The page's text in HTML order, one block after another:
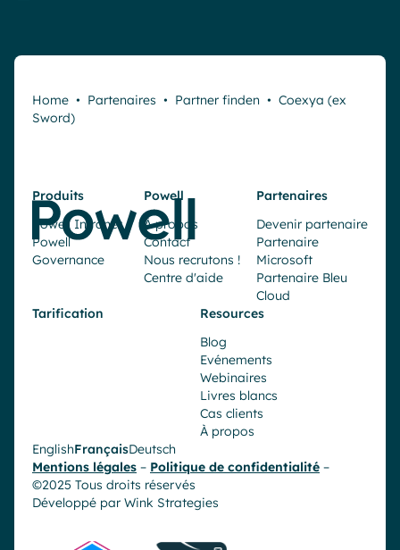
Home • Partenaires • Partner finden • Coexya (ex
Sword)
Produits
Powell Intranet
Powell
Governance
Powell
À propos
Contact
Nous recrutons !
Centre d'aide
Partenaires
Devenir partenaire
Partenaire
Microsoft
Partenaire Bleu
Cloud
Tarification
Resources
Blog
Evénements
Webinaires
Livres blancs
Cas clients
À propos
EnglishFrançaisDeutsch
Mentions légales – Politique de confidentialité –
©2025 Tous droits réservés
Développé par Wink Strategies